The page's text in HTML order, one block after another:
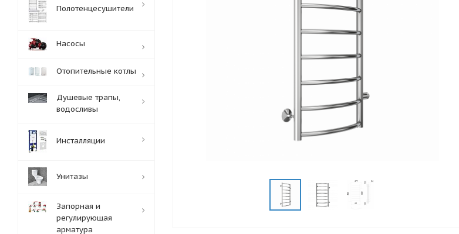
Полотенцесушители
Насосы
Отопительные котлы
Душевые трапы,
водосливы
Инсталляции
Унитазы
Запорная и
регулирующая
арматура